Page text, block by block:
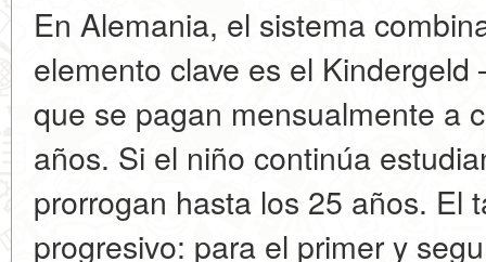
En Alemania, el sistema
elemento clave es el
que se pagan mensualmente a
años. Si el niño continúa
prorrogan hasta los 25 años. El
progresivo: para el primer y